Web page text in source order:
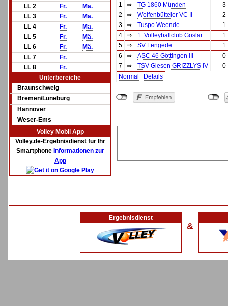
LL 2
Fr.
Mä.
LL 3
Fr.
Mä.
LL 4
Fr.
Mä.
LL 5
Fr.
Mä.
LL 6
Fr.
Mä.
LL 7
Fr.
LL 8
Fr.
Unterbereiche
Braunschweig
Bremen/Lüneburg
Hannover
Weser-Ems
Volley Mobil App
Volley.de-Ergebnisdienst für Ihr
Smartphone Informationen zur
App
1
⇒ TG 1860 Münden
3
2
⇒ Wolfenbütteler VC II
2
3
⇒ Tuspo Weende
1
4
⇒ 1. Volleyballclub Goslar
1
5
⇒ SV Lengede
1
6
⇒ ASC 46 Göttingen III
0
7
⇒ TSV Giesen GRIZZLYS IV
0
Normal
Details
Ergebnisdienst
&